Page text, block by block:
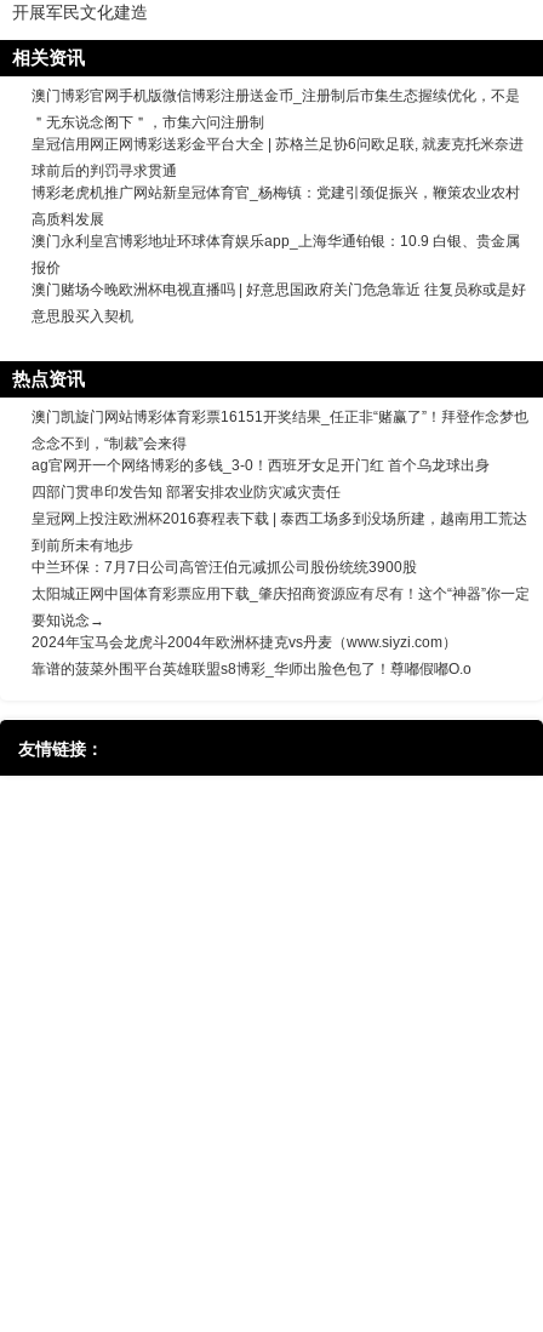
开展军民文化建造
相关资讯
澳门博彩官网手机版微信博彩注册送金币_注册制后市集生态握续优化，不是
＂无东说念阁下＂，市集六问注册制
皇冠信用网正网博彩送彩金平台大全 | 苏格兰足协6问欧足联, 就麦克托米奈进
球前后的判罚寻求贯通
博彩老虎机推广网站新皇冠体育官_杨梅镇：党建引颈促振兴，鞭策农业农村
高质料发展
澳门永利皇宫博彩地址环球体育娱乐app_上海华通铂银：10.9 白银、贵金属
报价
澳门赌场今晚欧洲杯电视直播吗 | 好意思国政府关门危急靠近 往复员称或是好
意思股买入契机
热点资讯
澳门凯旋门网站博彩体育彩票16151开奖结果_任正非“赌赢了”！拜登作念梦也
念念不到，“制裁”会来得
ag官网开一个网络博彩的多钱_3-0！西班牙女足开门红 首个乌龙球出身
四部门贯串印发告知 部署安排农业防灾减灾责任
皇冠网上投注欧洲杯2016赛程表下载 | 泰西工场多到没场所建，越南用工荒达
到前所未有地步
中兰环保：7月7日公司高管汪伯元减抓公司股份统统3900股
太阳城正网中国体育彩票应用下载_肇庆招商资源应有尽有！这个“神器”你一定
要知说念→
2024年宝马会龙虎斗2004年欧洲杯捷克vs丹麦（www.siyzi.com）
靠谱的菠菜外围平台英雄联盟s8博彩_华师出脸色包了！尊嘟假嘟O.o
友情链接：